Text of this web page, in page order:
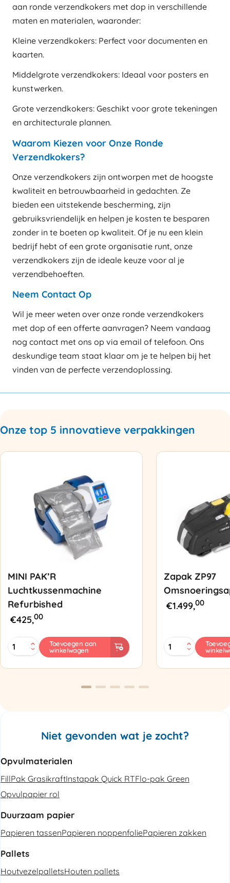
aan ronde verzendkokers met dop in verschillende
maten en materialen, waaronder:
Kleine verzendkokers: Perfect voor documenten en
kaarten.
Middelgrote verzendkokers: Ideaal voor posters en
kunstwerken.
Grote verzendkokers: Geschikt voor grote tekeningen
en architecturale plannen.
Waarom Kiezen voor Onze Ronde
Verzendkokers?
Onze verzendkokers zijn ontworpen met de hoogste
kwaliteit en betrouwbaarheid in gedachten. Ze
bieden een uitstekende bescherming, zijn
gebruiksvriendelijk en helpen je kosten te besparen
zonder in te boeten op kwaliteit. Of je nu een klein
bedrijf hebt of een grote organisatie runt, onze
verzendkokers zijn de ideale keuze voor al je
verzendbehoeften.
Neem Contact Op
Wil je meer weten over onze ronde verzendkokers
met dop of een offerte aanvragen? Neem vandaag
nog contact met ons op via email of telefoon. Ons
deskundige team staat klaar om je te helpen bij het
vinden van de perfecte verzendoplossing.
Onze top 5 innovatieve verpakkingen
MINI PAK’R
Luchtkussenmachine
Refurbished
€425,00
MINI
PAK'R
Refurbished
Toevoegen aan
winkelwagen
Zapak ZP97
€1.499,00
Zapak
ZP97
aantal
Niet gevonden wat je zocht?
Opvulmaterialen
FillPak GrasikraftInstapak Quick RTFlo-pak Green
Opvulpapier rol
Duurzaam papier
Papieren tassenPapieren noppenfoliePapieren zakken
Pallets
HoutvezelpalletsHouten pallets